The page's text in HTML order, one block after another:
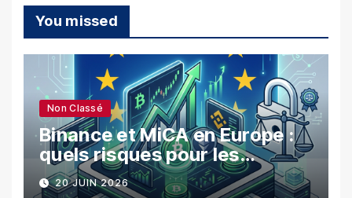
You missed
Non Classé
Binance et MiCA en Europe :
quels risques pour les
utilisateurs ?
20 JUIN 2026